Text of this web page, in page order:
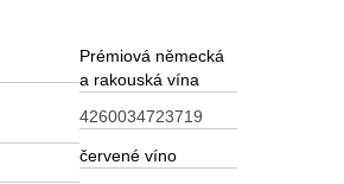
Prémiová německá
a rakouská vína
4260034723719
červené víno